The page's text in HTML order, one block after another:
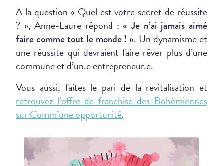
A la question « Quel est votre secret de réussite
? », Anne-Laure répond :« Je n’ai jamais aimé
faire comme tout le monde ! ». Un dynamisme et
une réussite qui devraient faire rêver plus d’une
commune et d’un.e entrepreneur.e.
Vous aussi, faites le pari de la revitalisation et
retrouvez l’offre de franchise des Bohémiennes
sur Comm’une opportunité.